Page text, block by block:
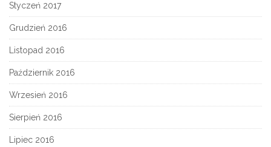
Styczeń 2017
Grudzień 2016
Listopad 2016
Październik 2016
Wrzesień 2016
Sierpień 2016
Lipiec 2016